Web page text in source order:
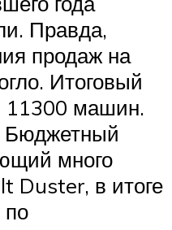
Правда,
продаж на
Итоговый
11300 машин.
Бюджетный
много
Duster, в итоге
по